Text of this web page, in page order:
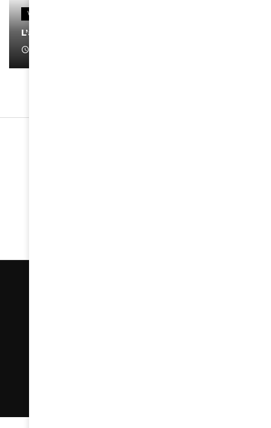
VIDEOS
L’artiste Yoan s’exprime